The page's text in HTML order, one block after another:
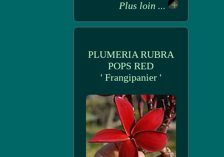
Plus loin ...
PLUMERIA RUBRA
POPS RED
' Frangipanier '